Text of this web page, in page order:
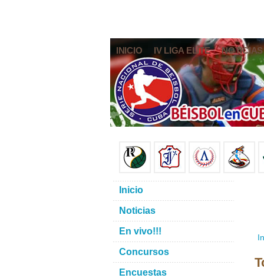
INICIO IV LIGA ELITE NOTICIAS
Inicio
Noticias
En vivo!!!
Concursos
Encuestas